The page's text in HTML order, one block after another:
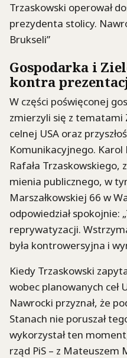
Trzaskowski operował
prezydenta stolicy.
Brukseli”
Gospodarka i
kontra
W części poświęconej
zmierzyli się z tematami
celnej USA oraz
Komunikacyjnego. Karol
Rafała
mienia publicznego, w
Marszałkowskiej 66 w
odpowiedział spokojnie:
reprywatyzacji.
była kontrowersyjna i
Kiedy Trzaskowski
wobec planowanych ceł
Nawrocki przyznał, że
Stanach nie poruszał
wykorzystał ten
rząd PiS – z Mateuszem